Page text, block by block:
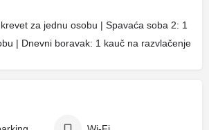
za jednu osobu | Spavaća soba 2: 1
| Dnevni boravak: 1 kauč na razvlačenje